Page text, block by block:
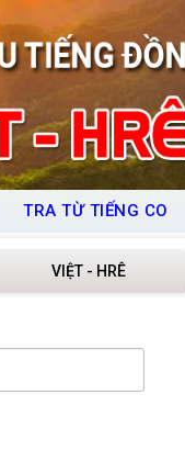
TRA TỪ TIẾNG CO
VIỆT - HRÊ